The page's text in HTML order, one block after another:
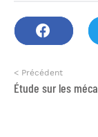
< Précédent